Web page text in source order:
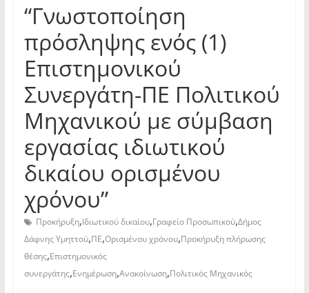
“Γνωστοποίηση
πρόσληψης ενός (1)
Επιστημονικού
Συνεργάτη-ΠΕ Πολιτικού
Μηχανικού με σύμβαση
εργασίας ιδιωτικού
δικαίου ορισμένου
χρόνου”
Προκήρυξη,Ιδιωτικού δικαίου,Γραφείο Προσωπικού,Δήμος
Δάφνης Υμηττού,ΠΕ,Ορισμένου χρόνου,Προκήρυξη πλήρωσης
θέσης,Επιστημονικός
συνεργάτης,Ενημέρωση,Ανακοίνωση,Πολιτικός Μηχανικός